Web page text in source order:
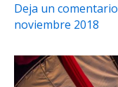
Deja un comentario
noviembre 2018